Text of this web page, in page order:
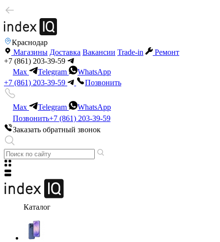
Краснодар
Магазины Доставка Вакансии Trade-in
Ремонт
+7 (861) 203-39-59
Max
Telegram
WhatsApp
+7 (861) 203-39-59
Позвонить
Max Telegram
WhatsApp
Позвонить+7 (861) 203-39-59
Заказать обратный звонок
Каталог